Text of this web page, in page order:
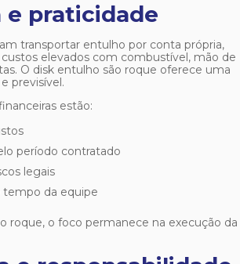
e praticidade
transportar entulho por conta própria,
elevados com combustível, mão de
O disk entulho são roque oferece uma
previsível.
estão:
período contratado
legais
tempo da equipe
roque, o foco permanece na execução da